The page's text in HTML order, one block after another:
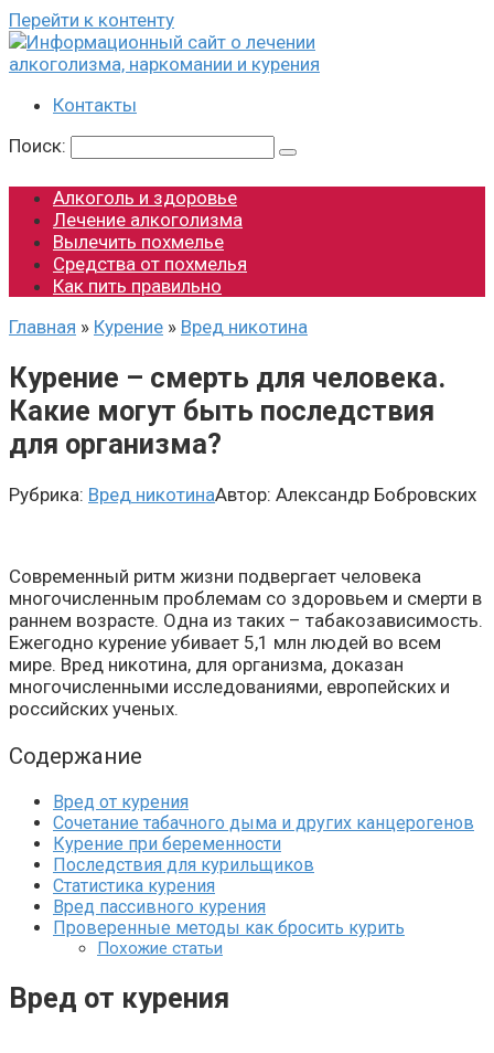
Перейти к контенту
Контакты
Поиск:
Алкоголь и здоровье
Лечение алкоголизма
Вылечить похмелье
Средства от похмелья
Как пить правильно
Главная » Курение » Вред никотина
Курение – смерть для человека.
Какие могут быть последствия
для организма?
Рубрика: Вред никотинаАвтор: Александр Бобровских
Современный ритм жизни подвергает человека
многочисленным проблемам со здоровьем и смерти в
раннем возрасте. Одна из таких – табакозависимость.
Ежегодно курение убивает 5,1 млн людей во всем
мире. Вред никотина, для организма, доказан
многочисленными исследованиями, европейских и
российских ученых.
Содержание
Вред от курения
Сочетание табачного дыма и других канцерогенов
Курение при беременности
Последствия для курильщиков
Статистика курения
Вред пассивного курения
Проверенные методы как бросить курить
Похожие статьи
Вред от курения